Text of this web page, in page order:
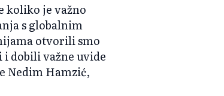
koliko je važno
s globalnim
otvorili smo
dobili važne uvide
Nedim Hamzić,